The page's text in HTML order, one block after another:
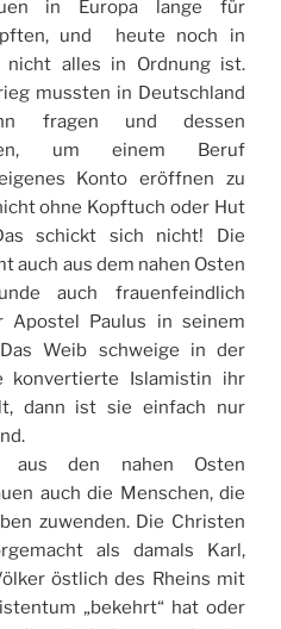
in Europa lange für
und heute noch in
nicht alles in Ordnung ist.
mussten in Deutschland
fragen und dessen
um einem Beruf
Konto eröffnen zu
ohne Kopftuch oder Hut
schickt sich nicht! Die
auch aus dem nahen Osten
auch frauenfeindlich
Apostel Paulus in seinem
Weib schweige in der
konvertierte Islamistin ihr
dann ist sie einfach nur
aus den nahen Osten
auch die Menschen, die
zuwenden. Die Christen
als damals Karl,
östlich des Rheins mit
„bekehrt“ hat oder